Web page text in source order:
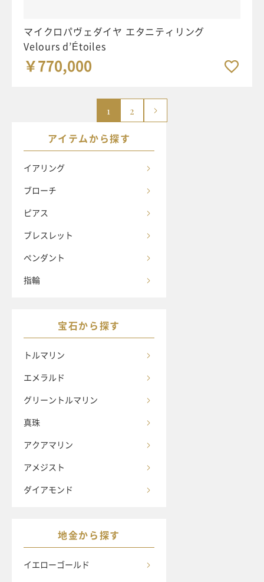
アイテムから探す
イアリング
ブローチ
ピアス
ブレスレット
ペンダント
指輪
宝石から探す
トルマリン
エメラルド
グリーントルマリン
真珠
アクアマリン
アメジスト
ダイアモンド
地金から探す
イエローゴールド
マイクロパヴェダイヤ エタニティリング
Velours d’Étoiles
￥770,000
1 2